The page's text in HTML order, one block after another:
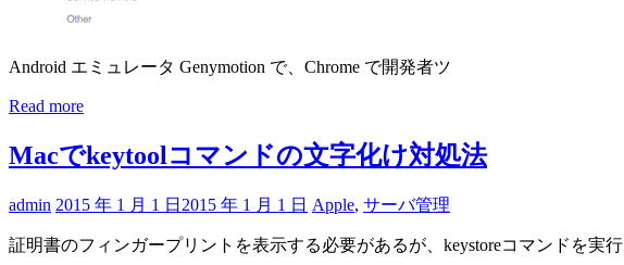
Android エミュレータ Genymotion で、Chrome で開発者ツ
Read more
Macでkeytoolコマンドの文字化け対処法
admin 2015 年 1 月 1 日 2015 年 1 月 1 日 Apple, サーバ管理
証明書のフィンガープリントを表示する必要があるが、keystoreコマンドを実行